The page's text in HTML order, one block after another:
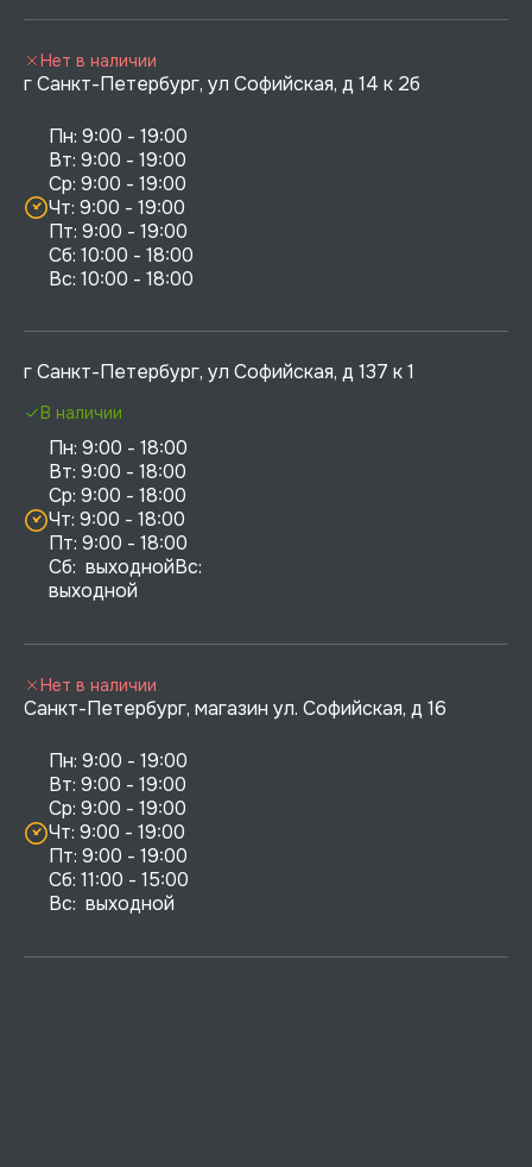
г Санкт-Петербург, ул Софийская, д 14 к 2б
Пн: 9:00 - 19:00
Вт: 9:00 - 19:00
Ср: 9:00 - 19:00
Чт: 9:00 - 19:00
Пт: 9:00 - 19:00
Сб: 10:00 - 18:00
Нет в наличии
г Санкт-Петербург, ул Софийская, д 137 к 1
Пн: 9:00 - 18:00
Вт: 9:00 - 18:00
Ср: 9:00 - 18:00
Чт: 9:00 - 18:00
Пт: 9:00 - 18:00
Сб:  выходнойВс:
выходной
В наличии
Санкт-Петербург, магазин ул. Софийская, д 16
Пн: 9:00 - 19:00
Вт: 9:00 - 19:00
Ср: 9:00 - 19:00
Чт: 9:00 - 19:00
Пт: 9:00 - 19:00
Сб: 11:00 - 15:00
Вс:  выходной
Нет в наличии